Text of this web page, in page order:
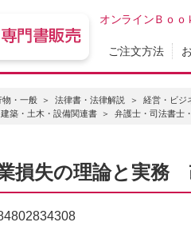
オンラインＢｏｏ
ご注文方法
物・一般 法律書・法律解説 経営・ビジ
建築・土木・設備関連書 弁護士・司法書士
損失の理論と実務